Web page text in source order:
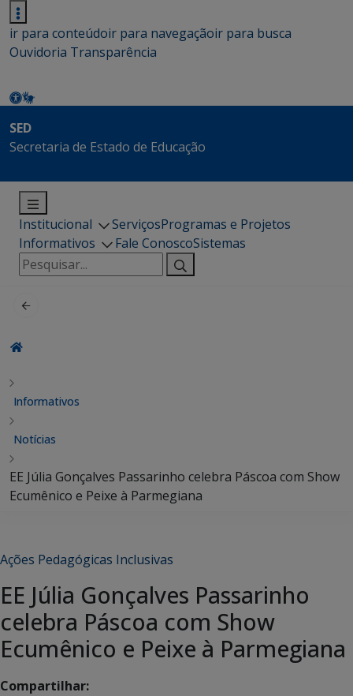
ir para conteúdoir para navegaçãoir para busca
Ouvidoria Transparência
SED
Secretaria de Estado de Educação
Institucional ServiçosProgramas e Projetos
Informativos
Fale ConoscoSistemas
Pesquisar
por:
Informativos
Notícias
EE Júlia Gonçalves Passarinho celebra Páscoa com Show
Ecumênico e Peixe à Parmegiana
Ações Pedagógicas Inclusivas
EE Júlia Gonçalves Passarinho
celebra Páscoa com Show
Ecumênico e Peixe à Parmegiana
Compartilhar: